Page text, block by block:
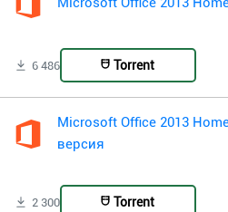
Microsoft Office 2013
6 486 Torrent
Microsoft Office 2013
версия
2 300 Torrent